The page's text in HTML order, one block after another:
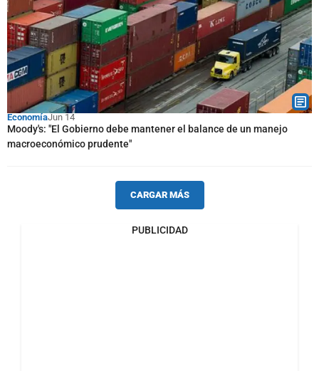
EconomíaJun 14
Moody's: "El Gobierno debe mantener el balance de un manejo
macroeconómico prudente"
CARGAR MÁS
PUBLICIDAD